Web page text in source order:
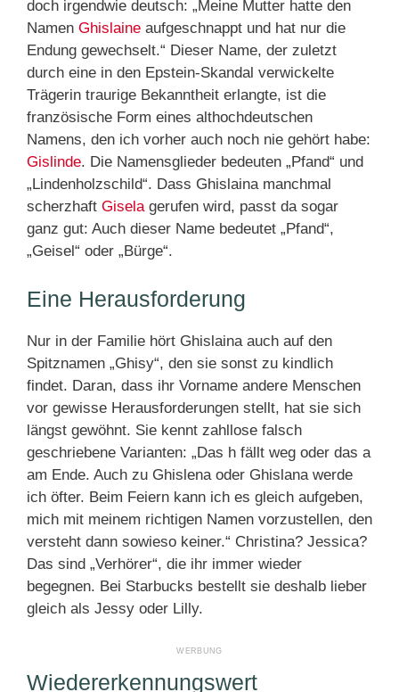
doch irgendwie deutsch: „Meine Mutter hatte den
Namen Ghislaine aufgeschnappt und hat nur die
Endung gewechselt.“ Dieser Name, der zuletzt
durch eine in den Epstein-Skandal verwickelte
Trägerin traurige Bekanntheit erlangte, ist die
französische Form eines althochdeutschen
Namens, den ich vorher auch noch nie gehört habe:
Gislinde. Die Namensglieder bedeuten „Pfand“ und
„Lindenholzschild“. Dass Ghislaina manchmal
scherzhaft Giselagerufen wird, passt da sogar
ganz gut: Auch dieser Name bedeutet „Pfand“,
„Geisel“ oder „Bürge“.
Eine Herausforderung
Nur in der Familie hört Ghislaina auch auf den
Spitznamen „Ghisy“, den sie sonst zu kindlich
findet. Daran, dass ihr Vorname andere Menschen
vor gewisse Herausforderungen stellt, hat sie sich
längst gewöhnt. Sie kennt zahllose falsch
geschriebene Varianten: „Das h fällt weg oder das a
am Ende. Auch zu Ghislena oder Ghislana werde
ich öfter. Beim Feiern kann ich es gleich aufgeben,
mich mit meinem richtigen Namen vorzustellen, den
versteht dann sowieso keiner.“ Christina? Jessica?
Das sind „Verhörer“, die ihr immer wieder
begegnen. Bei Starbucks bestellt sie deshalb lieber
gleich als Jessy oder Lilly.
Wiedererkennungswert